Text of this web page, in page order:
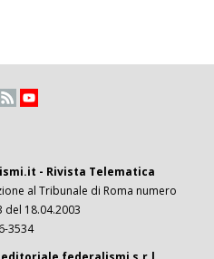
- Rivista Telematica
al Tribunale di Roma numero
del 18.04.2003
3534